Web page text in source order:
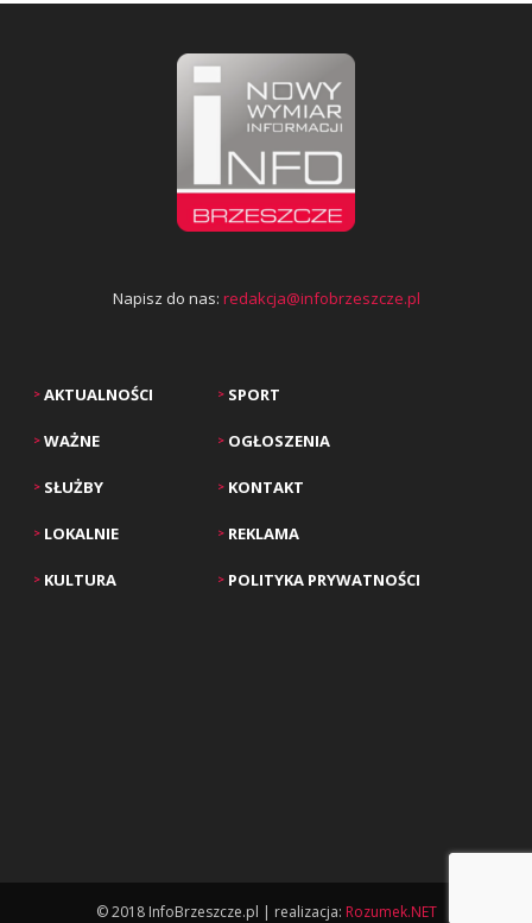
Napisz do nas: redakcja@infobrzeszcze.pl
> AKTUALNOŚCI
> WAŻNE
> SŁUŻBY
> LOKALNIE
> KULTURA
> SPORT
> OGŁOSZENIA
> KONTAKT
> REKLAMA
> POLITYKA PRYWATNOŚCI
© 2018 InfoBrzeszcze.pl | realizacja: Rozumek.NET